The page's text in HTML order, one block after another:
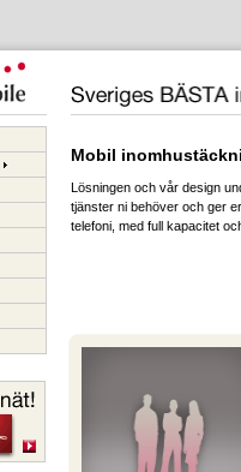
Mobil
Lösningen och vår design
tjänster ni behöver och ger
telefoni, med full kapacitet